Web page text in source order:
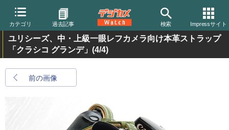
カテゴリ 過去記事 検索 Impressサイト
ユリシーズ、中・上級一眼レフカメラ向け本革ストラップ
「クラシコ グランデ」 (4/4)
前の画像